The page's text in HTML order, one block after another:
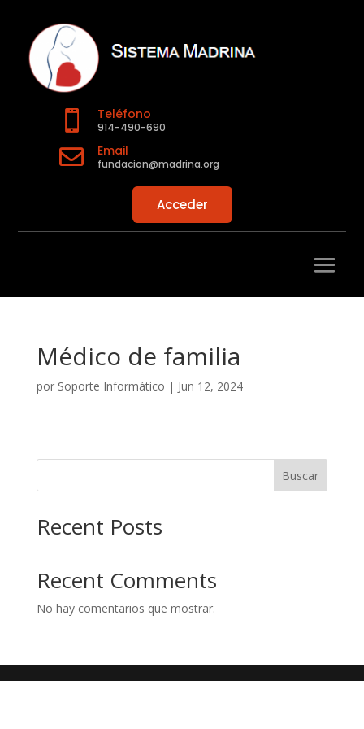
 Teléfono
914-490-690
 Email
fundacion@madrina.org
Acceder
Médico de familia
por Soporte Informático | Jun 12, 2024
Buscar
Recent Posts
Recent Comments
No hay comentarios que mostrar.